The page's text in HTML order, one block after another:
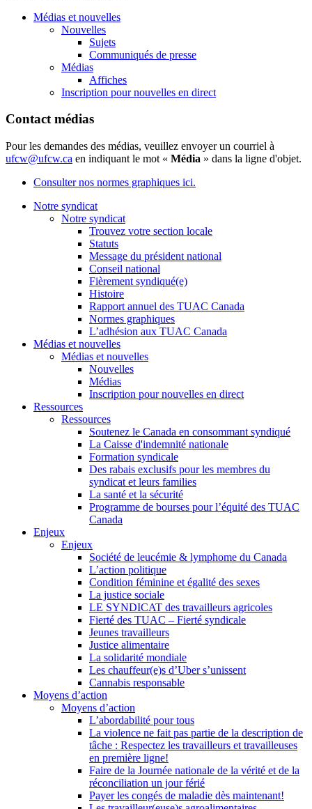
Médias et nouvelles
Nouvelles
Sujets
Communiqués de presse
Médias
Affiches
Inscription pour nouvelles en direct
Contact médias
Pour les demandes des médias, veuillez envoyer un courriel à
ufcw@ufcw.ca en indiquant le mot « Média » dans la ligne d'objet.
Consulter nos normes graphiques ici.
Notre syndicat
Notre syndicat
Trouvez votre section locale
Statuts
Message du président national
Conseil national
Fièrement syndiqué(e)
Histoire
Rapport annuel des TUAC Canada
Normes graphiques
L’adhésion aux TUAC Canada
Médias et nouvelles
Médias et nouvelles
Nouvelles
Médias
Inscription pour nouvelles en direct
Ressources
Ressources
Soutenez le Canada en consommant syndiqué
La Caisse d'indemnité nationale
Formation syndicale
Des rabais exclusifs pour les membres du
syndicat et leurs families
La santé et la sécurité
Programme de bourses pour l’équité des TUAC
Canada
Enjeux
Enjeux
Société de leucémie & lymphome du Canada
L’action politique
Condition féminine et égalité des sexes
La justice sociale
LE SYNDICAT des travailleurs agricoles
Fierté des TUAC – Fierté syndicale
Jeunes travailleurs
Justice alimentaire
La solidarité mondiale
Les chauffeur(e)s d’Uber s’unissent
Cannabis responsable
Moyens d’action
Moyens d’action
L’abordabilité pour tous
La violence ne fait pas partie de la description de
tâche : Respectez les travailleurs et travailleuses
en première ligne!
Faire de la Journée nationale de la vérité et de la
réconciliation un jour férié
Payer les congés de maladie dès maintenant!